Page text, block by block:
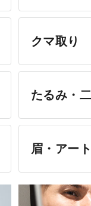
クマ取り
たるみ・
眉・アー